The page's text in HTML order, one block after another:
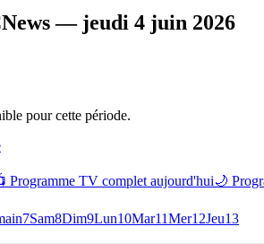
— jeudi 4 juin 2026
pour cette période.
Programme TV complet aujourd'hui🌙
7Sam8Dim9Lun10Mar11Mer12Jeu13